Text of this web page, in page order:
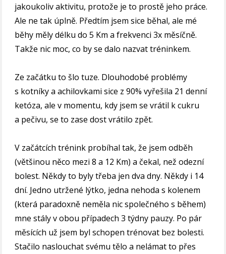
jakoukoliv aktivitu, protože je to prostě jeho práce.
Ale ne tak úplně. Předtím jsem sice běhal, ale mé
běhy měly délku do 5 Km a frekvenci 3x měsíčně.
Takže nic moc, co by se dalo nazvat tréninkem.
Ze začátku to šlo tuze. Dlouhodobé problémy
s kotníky a achilovkami sice z 90% vyřešila 21 denní
ketóza, ale v momentu, kdy jsem se vrátil k cukru
a pečivu, se to zase dost vrátilo zpět.
V začátcích trénink probíhal tak, že jsem odběh
(většinou něco mezi 8 a 12 Km) a čekal, než odezní
bolest. Někdy to byly třeba jen dva dny. Někdy i 14
dní. Jedno utržené lýtko, jedna nehoda s kolenem
(která paradoxně neměla nic společného s během)
mne stály v obou případech 3 týdny pauzy. Po pár
měsících už jsem byl schopen trénovat bez bolesti.
Stačilo naslouchat svému tělo a nelámat to přes